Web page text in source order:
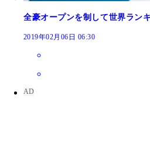
全豪オープンを制して世界ラン
2019年02月06日 06:30